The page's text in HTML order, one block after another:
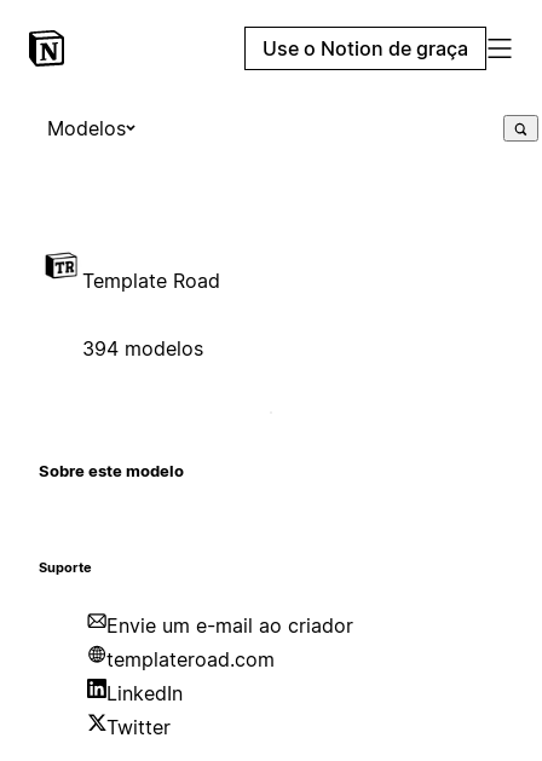
Use o Notion de graça
Modelos
Template Road
394 modelos
Sobre este modelo
Suporte
Envie um e-mail ao criador
templateroad.com
LinkedIn
Twitter